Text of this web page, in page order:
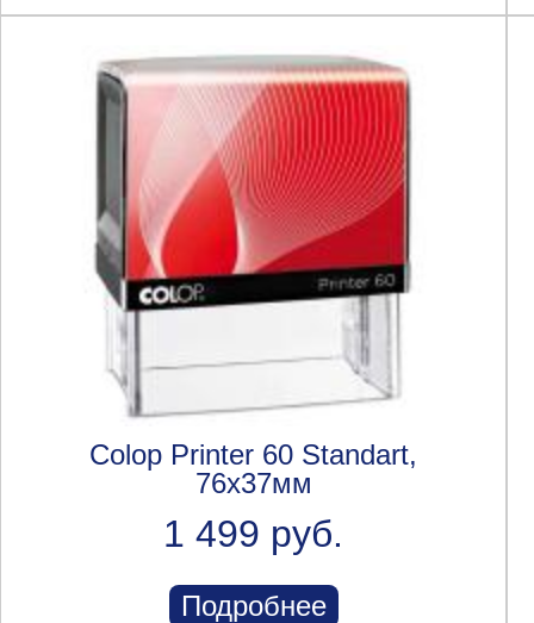
Colop Printer 60 Standart,
76x37мм
1 499 руб.
Подробнее